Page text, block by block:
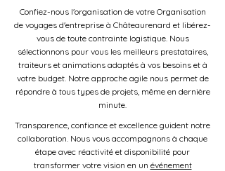
Confiez-nous l'organisation de votre Organisation
de voyages d'entreprise à Châteaurenard et libérez-
vous de toute contrainte logistique. Nous
sélectionnons pour vous les meilleurs prestataires,
traiteurs et animations adaptés à vos besoins et à
votre budget. Notre approche agile nous permet de
répondre à tous types de projets, même en dernière
minute.
Transparence, confiance et excellence guident notre
collaboration. Nous vous accompagnons à chaque
étape avec réactivité et disponibilité pour
transformer votre vision en un événement